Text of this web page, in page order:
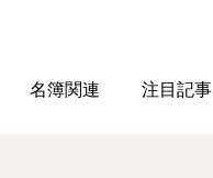
名簿関連 注目記事
投稿アーカイブ エコ塔婆